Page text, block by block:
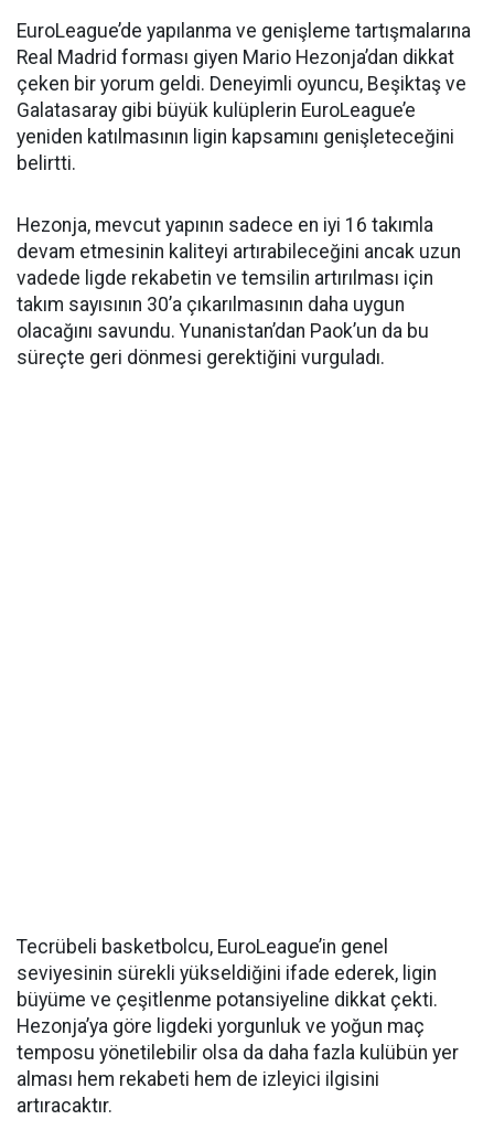
EuroLeague’de yapılanma ve genişleme tartışmalarına
Real Madrid forması giyen Mario Hezonja’dan dikkat
çeken bir yorum geldi. Deneyimli oyuncu, Beşiktaş ve
Galatasaray gibi büyük kulüplerin EuroLeague’e
yeniden katılmasının ligin kapsamını genişleteceğini
belirtti.
Hezonja, mevcut yapının sadece en iyi 16 takımla
devam etmesinin kaliteyi artırabileceğini ancak uzun
vadede ligde rekabetin ve temsilin artırılması için
takım sayısının 30’a çıkarılmasının daha uygun
olacağını savundu. Yunanistan’dan Paok’un da bu
süreçte geri dönmesi gerektiğini vurguladı.
Tecrübeli basketbolcu, EuroLeague’in genel
seviyesinin sürekli yükseldiğini ifade ederek, ligin
büyüme ve çeşitlenme potansiyeline dikkat çekti.
Hezonja’ya göre ligdeki yorgunluk ve yoğun maç
temposu yönetilebilir olsa da daha fazla kulübün yer
alması hem rekabeti hem de izleyici ilgisini
artıracaktır.